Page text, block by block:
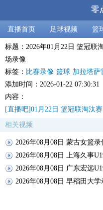
直播首页 足球视频 篮
标题：2026年01月22日 篮冠联
场录像
标签： 比赛录像 篮球 加拉塔萨
添加时间：2026-01-22 07:30:31
内容：
[直播吧]01月22日 篮冠联淘汰
相关视频
2026年08月08日 蒙古女篮录
2026年08月08日 上海久事
2026年08月08日 广东宏远
2026年08月08日 早稻田大学